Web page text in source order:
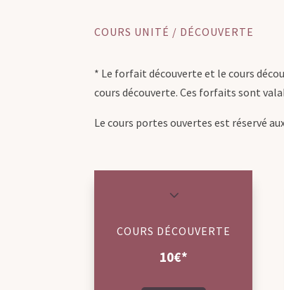
COURS UNITÉ / DÉCOUVERTE
* Le forfait découverte et le cours
cours découverte. Ces forfaits sont
Le cours portes ouvertes est réservé
3
COURS DÉCOUVERTE
10€*